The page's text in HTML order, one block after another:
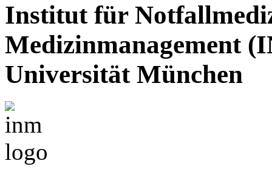
Institut für
Medizinmanagement
Universität München